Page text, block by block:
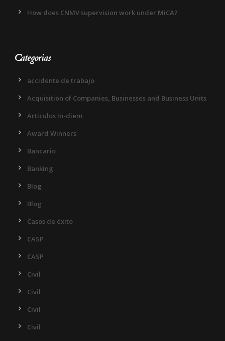
How does CNMV supervision work under MiCA?
Categorias
accidente de trabajo
Acquisition of Companies, Businesses and Business Units
Articulos In-diem
Award Winners
Bancario
Banking
Blog
Blog
Casos de éxito
CASP
CASP
Civil
Civil
Civil
Civil